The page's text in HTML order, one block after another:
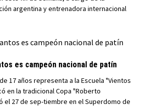
argentina y entrenadora internacional
es campeón nacional de patín
17 años representa a la Escuela "Vientos
en la tradicional Copa "Roberto
el 27 de sep-tiembre en el Superdomo de